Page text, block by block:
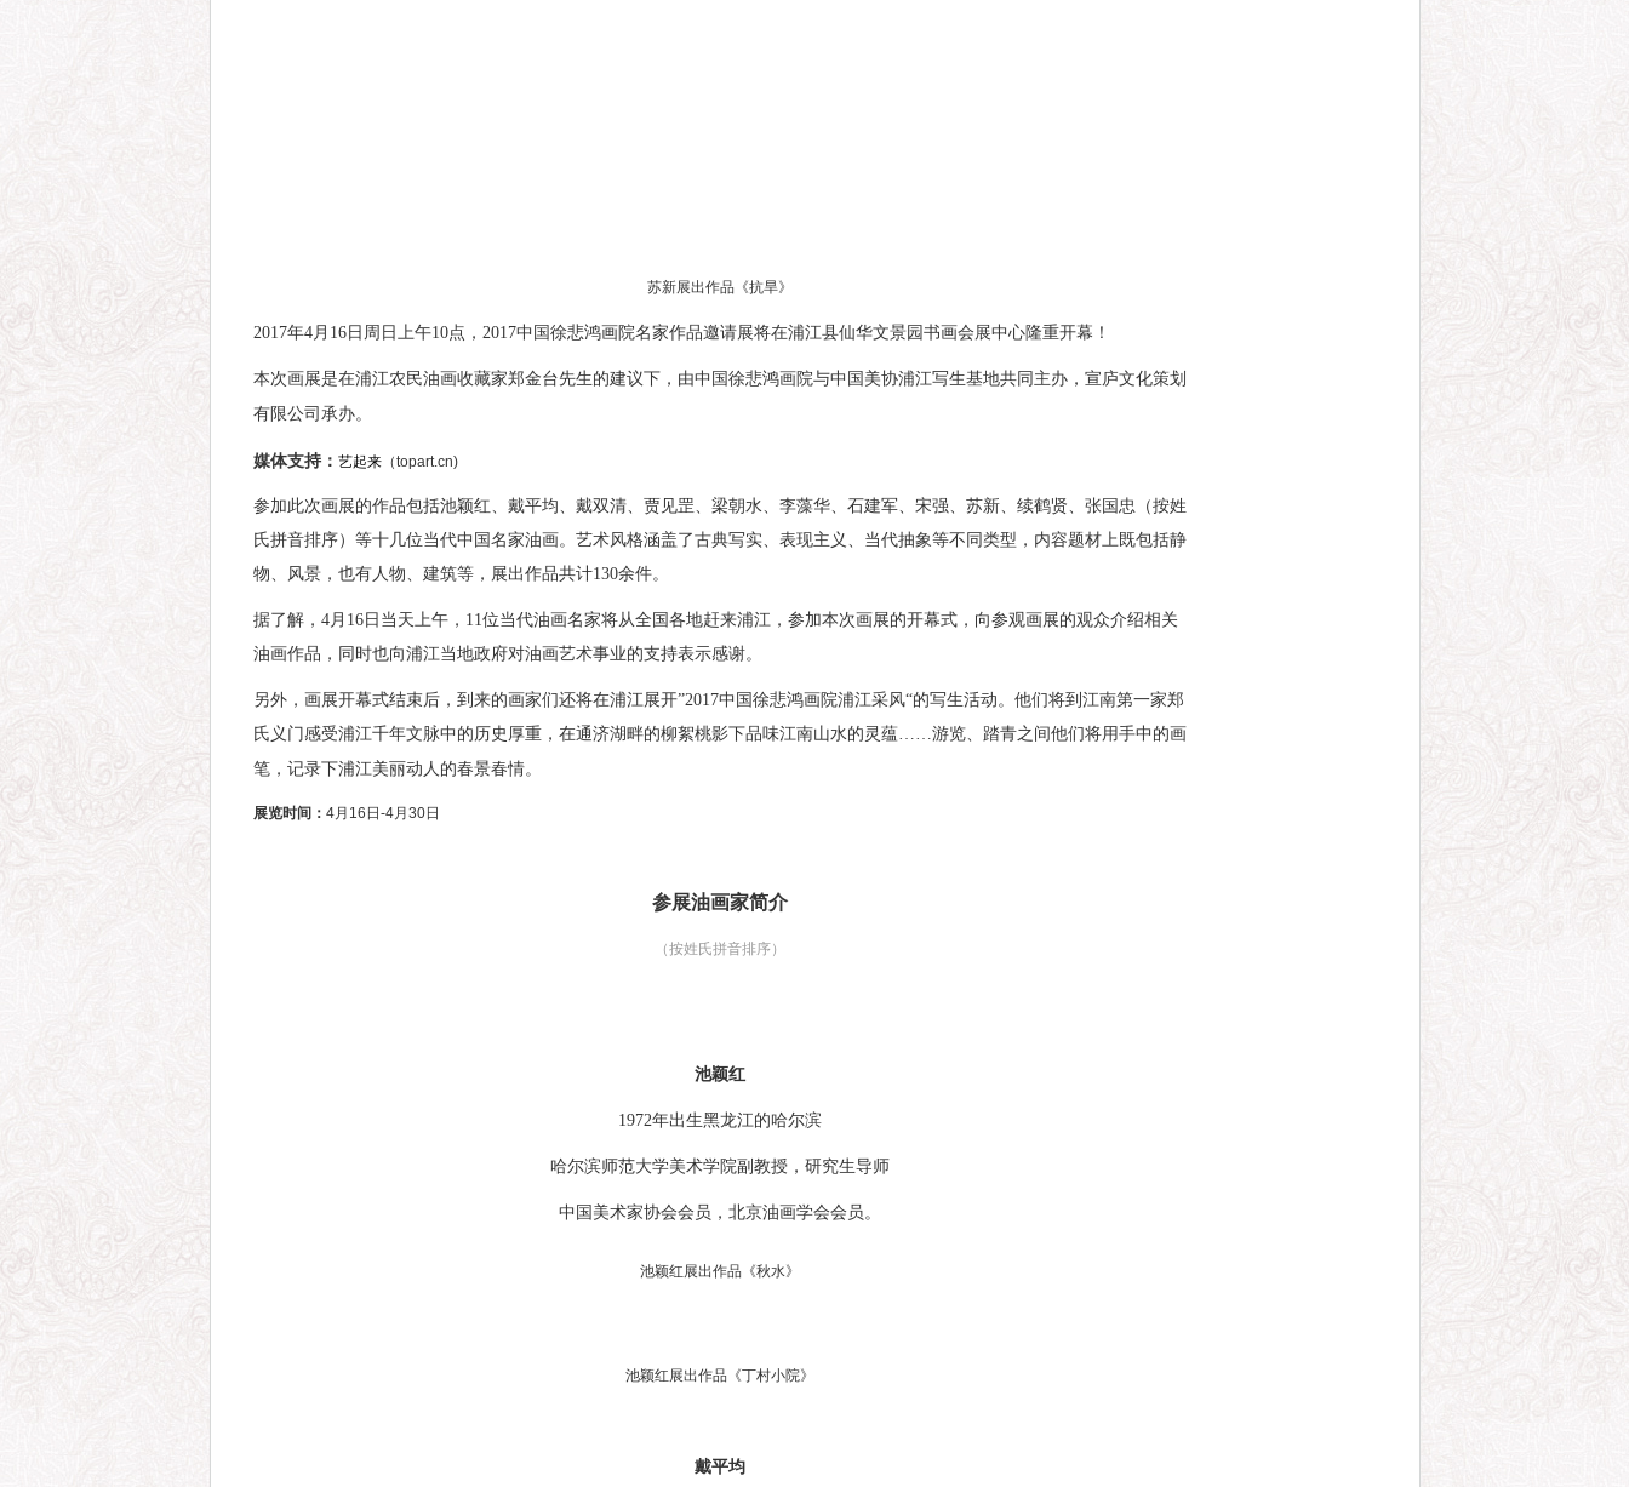
苏新展出作品《抗旱》
2017年4月16日周日上午10点，2017中国徐悲鸿画院名家作品邀请展将在浦江县仙华文景园书画会展中心隆重开幕！
本次画展是在浦江农民油画收藏家郑金台先生的建议下，由中国徐悲鸿画院与中国美协浦江写生基地共同主办，宣庐文化策划
有限公司承办。
媒体支持： 艺起来（topart.cn)
参加此次画展的作品包括池颖红、戴平均、戴双清、贾见罡、梁朝水、李藻华、石建军、宋强、苏新、续鹤贤、张国忠（按姓
氏拼音排序）等十几位当代中国名家油画。艺术风格涵盖了古典写实、表现主义、当代抽象等不同类型，内容题材上既包括静
物、风景，也有人物、建筑等，展出作品共计130余件。
据了解，4月16日当天上午，11位当代油画名家将从全国各地赶来浦江，参加本次画展的开幕式，向参观画展的观众介绍相关
油画作品，同时也向浦江当地政府对油画艺术事业的支持表示感谢。
另外，画展开幕式结束后，到来的画家们还将在浦江展开”2017中国徐悲鸿画院浦江采风“的写生活动。他们将到江南第一家郑
氏义门感受浦江千年文脉中的历史厚重，在通济湖畔的柳絮桃影下品味江南山水的灵蕴……游览、踏青之间他们将用手中的画
笔，记录下浦江美丽动人的春景春情。
展览时间： 4月16日-4月30日
参展油画家简介
（按姓氏拼音排序）
池颖红
1972年出生黑龙江的哈尔滨
哈尔滨师范大学美术学院副教授，研究生导师
中国美术家协会会员， 北京油画学会会员。
池颖红展出作品《秋水》
池颖红展出作品《丁村小院》
戴平均